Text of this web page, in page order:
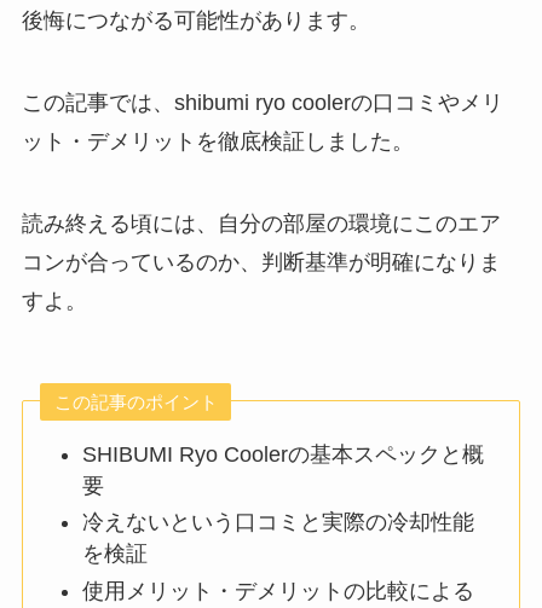
後悔につながる可能性があります。
この記事では、shibumi ryo coolerの口コミやメリ
ット・デメリットを徹底検証しました。
読み終える頃には、自分の部屋の環境にこのエア
コンが合っているのか、判断基準が明確になりま
すよ。
この記事のポイント
SHIBUMI Ryo Coolerの基本スペックと概
要
冷えないという口コミと実際の冷却性能
を検証
使用メリット・デメリットの比較による